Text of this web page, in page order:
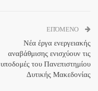
ΕΠΌΜΕΝΟ
Νέα έργα ενεργειακής
αναβάθμισης ενισχύουν τις
υποδομές του Πανεπιστημίου
Δυτικής Μακεδονίας